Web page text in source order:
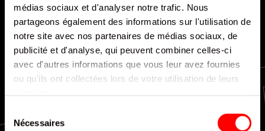
médias sociaux et d'analyser notre trafic. Nous
partageons également des informations sur l'utilisation de
notre site avec nos partenaires de médias sociaux, de
publicité et d'analyse, qui peuvent combiner celles-ci
avec d'autres informations que vous leur avez fournies
ou qu'ils ont collectées lors de votre utilisation de leurs
du Nécessaires
Livraison rapide et efficace